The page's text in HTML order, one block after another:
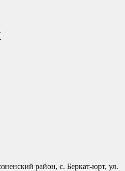
район, с. Беркат-юрт, ул.